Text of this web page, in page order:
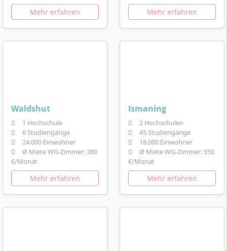
Mehr erfahren Mehr erfahren
Waldshut
1 Hochschule
6 Studiengänge
24.000 Einwohner
Ø Miete WG-Zimmer: 380
€/Monat
Mehr erfahren
Ismaning
2 Hochschulen
45 Studiengänge
18.000 Einwohner
Ø Miete WG-Zimmer: 550
€/Monat
Mehr erfahren